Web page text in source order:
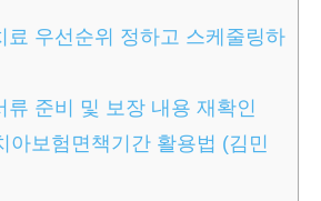
료 우선순위 정하고 스케줄링하
류 준비 및 보장 내용 재확인
아보험면책기간 활용법 (김민